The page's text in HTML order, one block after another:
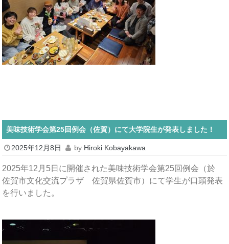
美味技術学会第25回例会（佐賀）にて大学院生が発表しました！
2025年12月8日 by Hiroki Kobayakawa
2025年12月5日に開催された美味技術学会第25回例会（於
佐賀市文化交流プラザ 佐賀県佐賀市）にて学生が口頭発表
を行いました。